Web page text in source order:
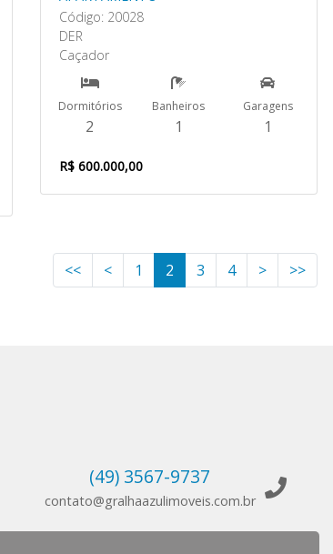
Código: 20028
DER
Caçador
Dormitórios
2
Banheiros
1
Garagens
1
R$ 600.000,00
<< < 1 2 3 4 > >>
(49) 3567-9737
contato@gralhaazulimoveis.com.br